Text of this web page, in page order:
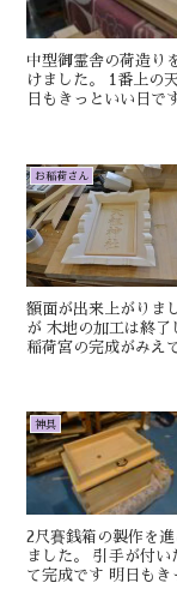
中型御霊舎の荷造り
けました。 1番上の
日もきっといい日で
お稲荷さん
額面が出来上がりま
が 木地の加工は終了
稲荷宮の完成がみえ
神具
2尺賽銭箱の製作を
ました。 引手が付
て完成です 明日も